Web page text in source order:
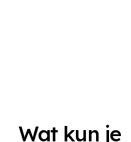
Wat kun je